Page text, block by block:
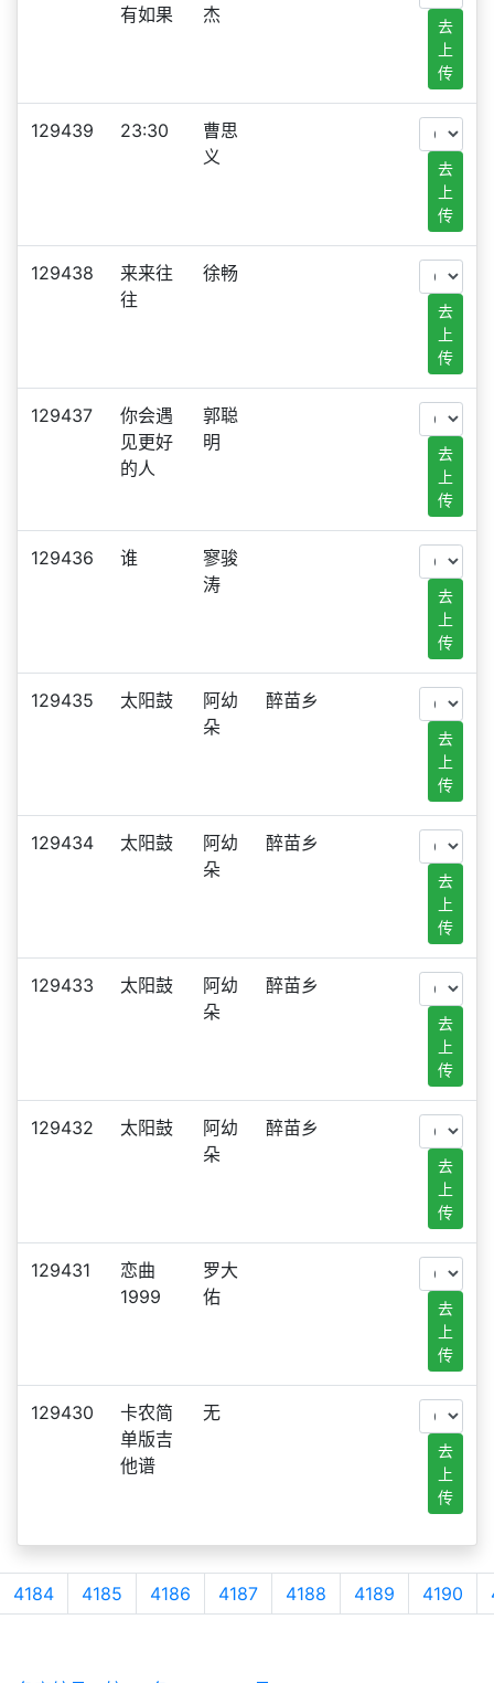
有如果
杰
去
上
传
129439 23:30
曹思
义
去
上
传
129438
来来往
往
徐畅
去
上
传
129437
你会遇
见更好
的人
郭聪
明
去
上
传
129436 谁
寥骏
涛
去
上
传
129435 太阳鼓
阿幼
朵
醉苗乡
去
上
传
129434 太阳鼓
阿幼
朵
醉苗乡
去
上
传
129433 太阳鼓
阿幼
朵
醉苗乡
去
上
传
129432 太阳鼓
阿幼
朵
醉苗乡
去
上
传
129431
恋曲
1999
罗大
佑
去
上
传
129430
卡农简
单版吉
他谱
无
去
上
传
4184 4185 4186 4187 4188 4189 4190